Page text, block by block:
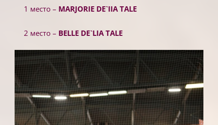
1 место – MARJORIE DE`IIA TALE
2 место – BELLE DE`LIA TALE